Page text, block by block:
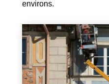
environs.